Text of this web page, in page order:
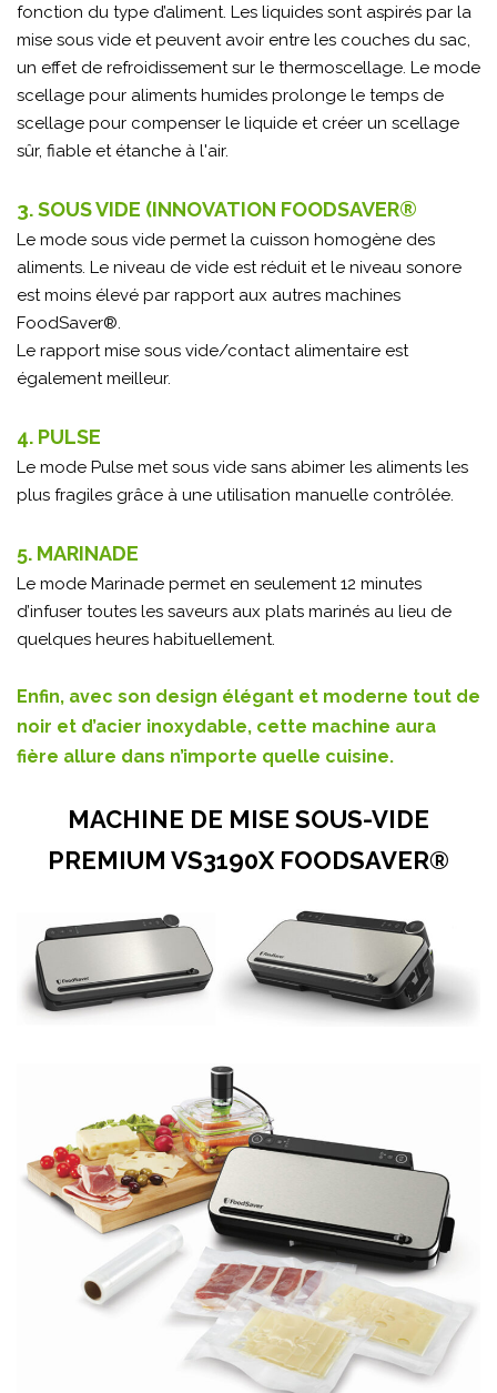
fonction du type d’aliment. Les liquides sont aspirés par la
mise sous vide et peuvent avoir entre les couches du sac,
un effet de refroidissement sur le thermoscellage. Le mode
scellage pour aliments humides prolonge le temps de
scellage pour compenser le liquide et créer un scellage
sûr, fiable et étanche à l'air.
3. SOUS VIDE (INNOVATION FOODSAVER®
Le mode sous vide permet la cuisson homogène des
aliments. Le niveau de vide est réduit et le niveau sonore
est moins élevé par rapport aux autres machines
FoodSaver®.
Le rapport mise sous vide/contact alimentaire est
également meilleur.
4. PULSE
Le mode Pulse met sous vide sans abimer les aliments les
plus fragiles grâce à une utilisation manuelle contrôlée.
5. MARINADE
Le mode Marinade permet en seulement 12 minutes
d’infuser toutes les saveurs aux plats marinés au lieu de
quelques heures habituellement.
Enfin, avec son design élégant et moderne tout de
noir et d’acier inoxydable, cette machine aura
fière allure dans n’importe quelle cuisine.
MACHINE DE MISE SOUS-VIDE
PREMIUM VS3190X FOODSAVER®